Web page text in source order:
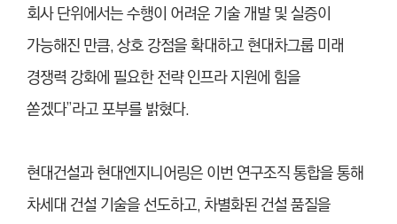
회사 단위에서는 수행이 어려운 기술 개발 및 실증이
가능해진 만큼, 상호 강점을 확대하고 현대차그룹 미래
경쟁력 강화에 필요한 전략 인프라 지원에 힘을
쏟겠다”라고 포부를 밝혔다.
현대건설과 현대엔지니어링은 이번 연구조직 통합을 통해
차세대 건설 기술을 선도하고, 차별화된 건설 품질을